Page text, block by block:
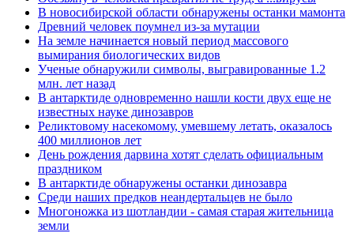
В новосибирской области обнаружены останки мамонта
Древний человек поумнел из-за мутации
На земле начинается новый период массового
вымирания биологических видов
Ученые обнаружили символы, выгравированные 1.2
млн. лет назад
В антарктиде одновременно нашли кости двух еще не
известных науке динозавров
Реликтовому насекомому, умевшему летать, оказалось
400 миллионов лет
День рождения дарвина хотят сделать официальным
праздником
В антарктиде обнаружены останки динозавра
Среди наших предков неандертальцев не было
Многоножка из шотландии - самая старая жительница
земли